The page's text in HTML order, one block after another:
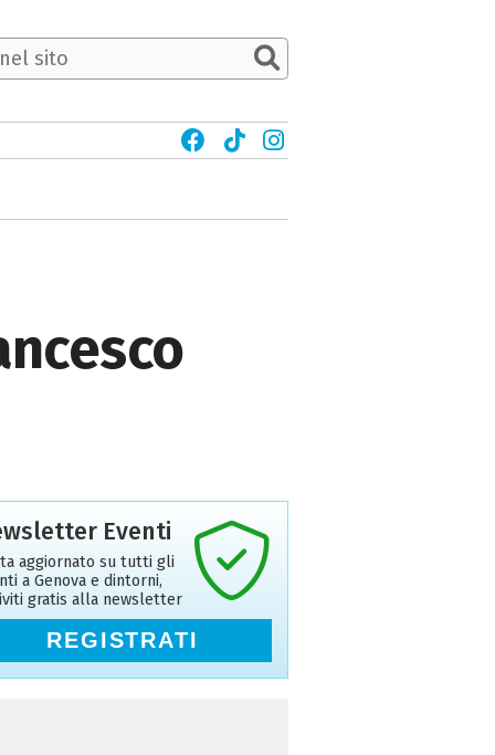
Eventi
aggiornato su tutti gli
a Genova e dintorni,
gratis alla newsletter
REGISTRATI